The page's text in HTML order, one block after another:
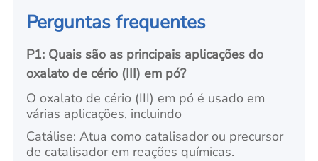
Perguntas frequentes
P1: Quais são as principais aplicações do
oxalato de cério (III) em pó?
O oxalato de cério (III) em pó é usado em
várias aplicações, incluindo
Catálise: Atua como catalisador ou precursor
de catalisador em reações químicas.